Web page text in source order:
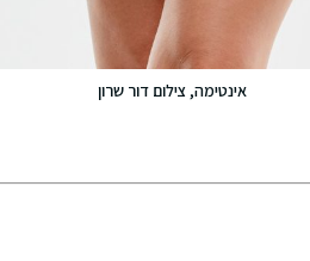
אינטימה, צילום דור שרון